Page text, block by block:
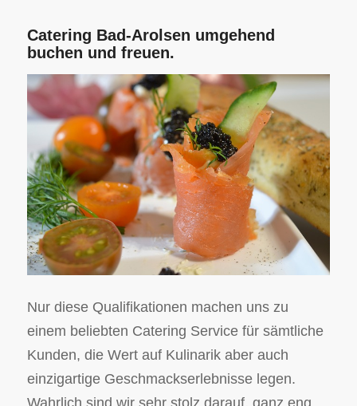
Catering Bad-Arolsen umgehend
buchen und freuen.
Nur diese Qualifikationen machen uns zu
einem beliebten Catering Service für sämtliche
Kunden, die Wert auf Kulinarik aber auch
einzigartige Geschmackserlebnisse legen.
Wahrlich sind wir sehr stolz darauf, ganz eng